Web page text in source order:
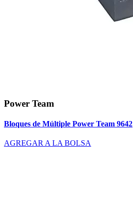
Power Team
Bloques de Múltiple Power Team 9642
AGREGAR A LA BOLSA